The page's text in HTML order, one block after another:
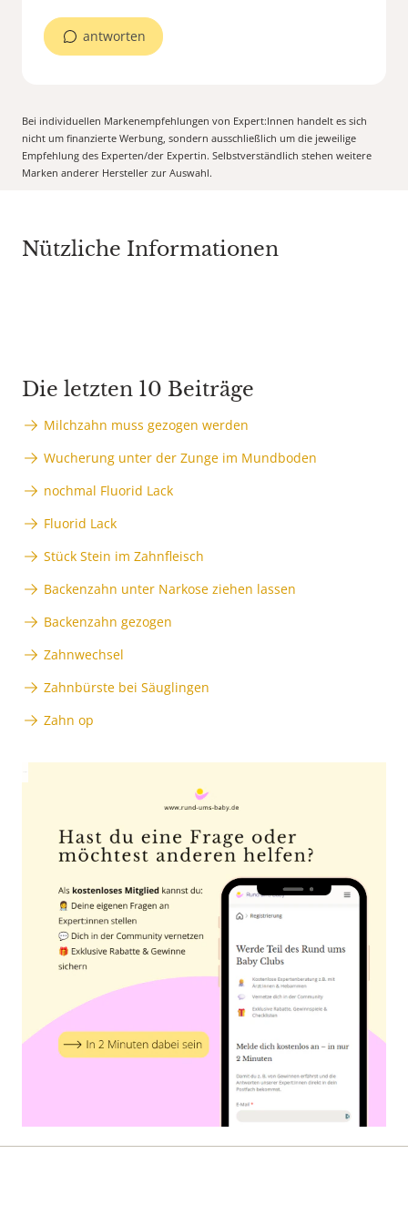
antworten
Bei individuellen Markenempfehlungen von Expert:Innen handelt es sich
nicht um finanzierte Werbung, sondern ausschließlich um die jeweilige
Empfehlung des Experten/der Expertin. Selbstverständlich stehen weitere
Marken anderer Hersteller zur Auswahl.
Nützliche Informationen
Die letzten 10 Beiträge
Milchzahn muss gezogen werden
Wucherung unter der Zunge im Mundboden
nochmal Fluorid Lack
Fluorid Lack
Stück Stein im Zahnfleisch
Backenzahn unter Narkose ziehen lassen
Backenzahn gezogen
Zahnwechsel
Zahnbürste bei Säuglingen
Zahn op